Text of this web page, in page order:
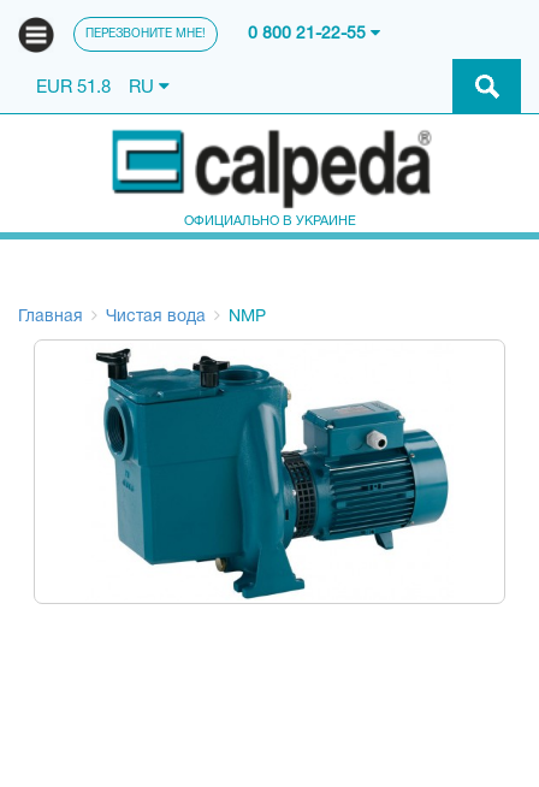
ПЕРЕЗВОНИТЕ МНЕ! 0 800 21-22-55
EUR 51.8 RU
ОФИЦИАЛЬНО В УКРАИНЕ
Главная Чистая вода NMP